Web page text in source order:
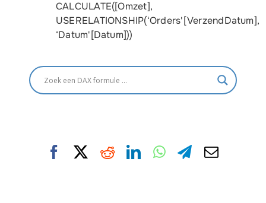
CALCULATE([Omzet],
USERELATIONSHIP(‘Orders'[VerzendDatum],
‘Datum'[Datum]))